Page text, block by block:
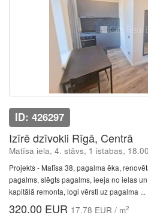
ID: 426297
Izīrē dzīvokli Rīgā, Centrā
Matīsa iela, 4. stāvs, 1 istabas,
Projekts - Matīsa 38, pagalma ēka,
pagalms, slēgts pagalms, ieeja no ielas
kapitālā remonta, logi vērsti uz pagalma ...
320.00 EUR 17.78 EUR / m2